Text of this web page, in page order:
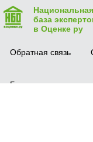
Национальная
база
в Оценке ру
Обратная связь
Безопасная сделка